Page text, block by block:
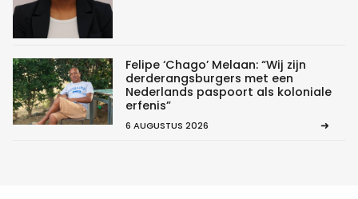
Felipe ‘Chago’ Melaan: “Wij zijn
derderangsburgers met een
Nederlands paspoort als koloniale
erfenis”
6 AUGUSTUS 2026